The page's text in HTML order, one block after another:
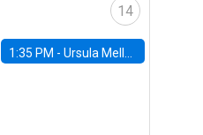
14
1:35 PM -Ursula Mello, Insper - Institute of Education and Research